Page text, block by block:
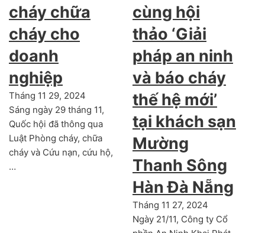
cháy chữa
cháy cho
doanh
nghiệp
Tháng 11 29, 2024
Sáng ngày 29 tháng 11,
Quốc hội đã thông qua
Luật Phòng cháy, chữa
cháy và Cứu nạn, cứu hộ,
…
cùng hội
thảo ‘Giải
pháp an ninh
và báo cháy
thế hệ mới’
tại khách sạn
Mường
Thanh Sông
Hàn Đà Nẵng
Tháng 11 27, 2024
Ngày 21/11, Công ty Cổ